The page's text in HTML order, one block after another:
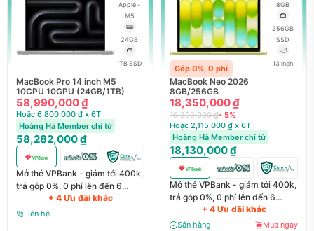
Apple -
M5
24GB
1TB SSD
MacBook Pro 14 inch M5
10CPU 10GPU (24GB/1TB)
58,990,000 ₫
Hoặc 6,800,000 ₫ x 6T
Hoàng Hà Member chỉ từ
58,282,000 ₫
Mở thẻ VPBank - giảm tới 400k,
trả góp 0%, 0 phí lên đến 6
+ 4 Ưu đãi khác
Liên hệ
Góp 0%, 0 phí
8GB
256GB
SSD
13 inch
MacBook Neo 2026
8GB/256GB
18,350,000 ₫
19,290,000 ₫- 5%
Hoặc 2,115,000 ₫ x 6T
Hoàng Hà Member chỉ từ
18,130,000 ₫
Mở thẻ VPBank - giảm tới 400k,
trả góp 0%, 0 phí lên đến 6
+ 4 Ưu đãi khác
Sẵn hàng Mua ngay